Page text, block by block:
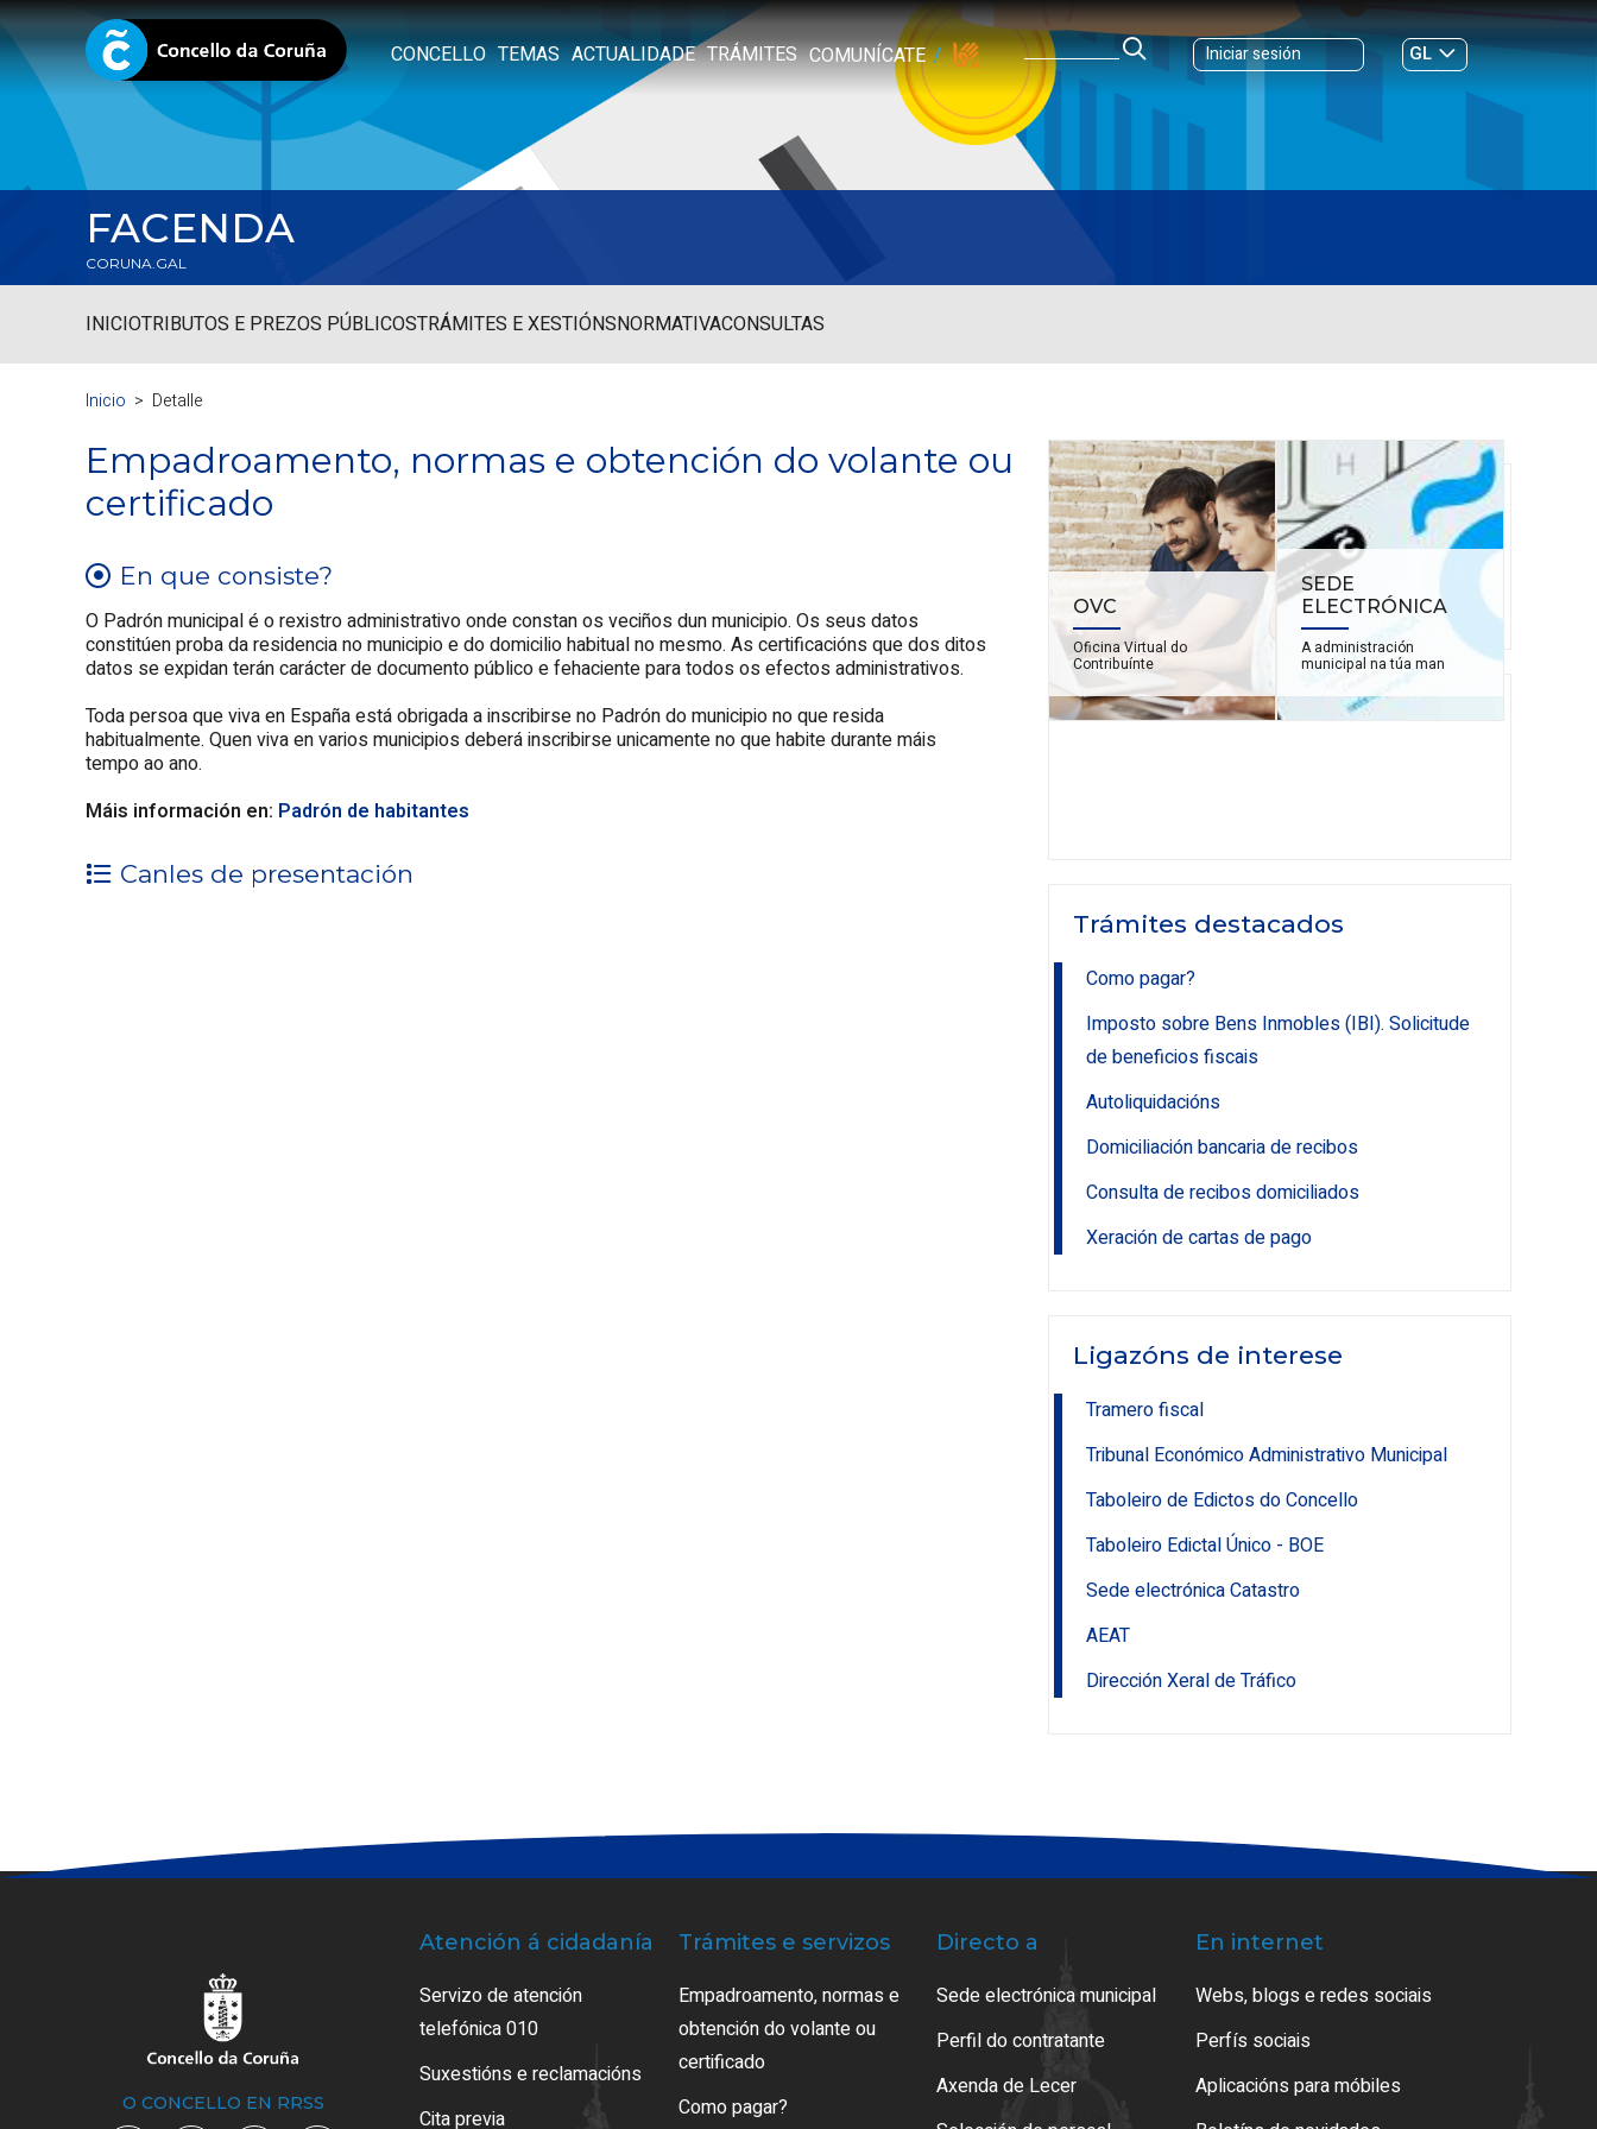
CONCELLO TEMAS ACTUALIDADE TRÁMITES COMUNÍCATE Iniciar sesión
GL
ES|
FACENDA
CORUNA.GAL
INICIOTRIBUTOS E PREZOS PÚBLICOSTRÁMITES E XESTIÓNSNORMATIVACONSULTAS
Inicio Detalle
Empadroamento, normas e obtención do volante ou
certificado
En que consiste?
O Padrón municipal é o rexistro administrativo onde constan os veciños dun municipio. Os seus datos
constitúen proba da residencia no municipio e do domicilio habitual no mesmo. As certificacións que dos ditos
datos se expidan terán carácter de documento público e fehaciente para todos os efectos administrativos.
Toda persoa que viva en España está obrigada a inscribirse no Padrón do municipio no que resida
habitualmente. Quen viva en varios municipios deberá inscribirse unicamente no que habite durante máis
tempo ao ano.
Máis información en: Padrón de habitantes
Canles de presentación
OVC
Oficina Virtual do
Contribuínte
SEDE
ELECTRÓNICA
A administración
municipal na túa man
Trámites destacados
Como pagar?
Imposto sobre Bens Inmobles (IBI). Solicitude
de beneficios fiscais
Autoliquidacións
Domiciliación bancaria de recibos
Consulta de recibos domiciliados
Xeración de cartas de pago
Ligazóns de interese
Tramero fiscal
Tribunal Económico Administrativo Municipal
Taboleiro de Edictos do Concello
Taboleiro Edictal Único - BOE
Sede electrónica Catastro
AEAT
Dirección Xeral de Tráfico
O CONCELLO EN RRSS
Atención á cidadanía
Servizo de atención
telefónica 010
Suxestións e reclamacións
Cita previa
Trámites e servizos
Empadroamento, normas e
obtención do volante ou
certificado
Como pagar?
Directo a
Sede electrónica municipal
Perfil do contratante
Axenda de Lecer
En internet
Webs, blogs e redes sociais
Perfís sociais
Aplicacións para móbiles